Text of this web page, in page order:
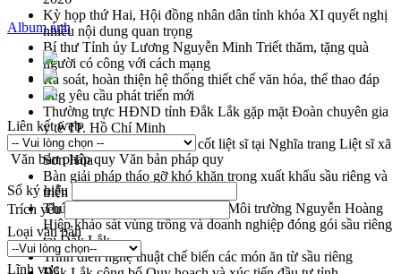
Kỳ họp thứ Hai, Hội đồng nhân dân tỉnh khóa XI quyết nghị
nhiều nội dung quan trọng
Bí thư Tỉnh ủy Lương Nguyễn Minh Triết thăm, tặng quà
người có công với cách mạng
Rà soát, hoàn thiện hệ thống thiết chế văn hóa, thể thao đáp
ứng yêu cầu phát triển mới
Thường trực HĐND tỉnh Đắk Lắk gặp mặt Đoàn chuyên gia
y tế TP. Hồ Chí Minh
Lễ truy điệu và an táng hài cốt liệt sĩ tại Nghĩa trang Liệt sĩ xã
Sơn Hòa
Bàn giải pháp tháo gỡ khó khăn trong xuất khẩu sầu riêng và
triển khai quy định EUDR
Thứ trưởng Bộ Nông nghiệp và Môi trường Nguyễn Hoàng
Hiệp khảo sát vùng trồng và doanh nghiệp đóng gói sầu riêng
tại Đắk Lắk
Trình diễn nghệ thuật chế biến các món ăn từ sầu riêng
Album ảnh
Liên kết web
Văn bản pháp quy Văn bản pháp quy
Số ký hiệu
Trích yếu
Loại văn bản
Lĩnh vực